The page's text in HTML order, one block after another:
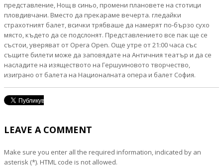
представление, Нощ в синьо, промени плановете на стотици
пловдивчани. Вместо да прекараме вечерта. гледайки
страхотният балет, всички трябваше да намерят по-бързо сухо
място, където да се подслонят. Представлението все пак ще се
състои, уверяват от Opera Open. Още утре от 21:00 часа със
същите билети може да заповядате на Античния театър и да се
насладите на изяществото на Гершуиновото творчество,
изиграно от балета на Националната опера и балет София.
LEAVE A COMMENT
Make sure you enter all the required information, indicated by an
asterisk (*). HTML code is not allowed.